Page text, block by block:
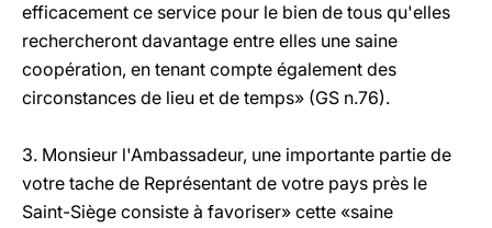
efficacement ce service pour le bien de tous qu'elles
rechercheront davantage entre elles une saine
coopération, en tenant compte également des
circonstances de lieu et de temps» (GS n.76).
3. Monsieur l'Ambassadeur, une importante partie de
votre tache de Représentant de votre pays près le
Saint-Siège consiste à favoriser» cette «saine